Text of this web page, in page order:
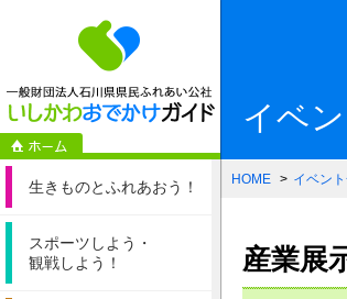
一般
生きものとふれあおう！
スポーツしよう・
観戦しよう！
イベ
HOME イベン
産業展